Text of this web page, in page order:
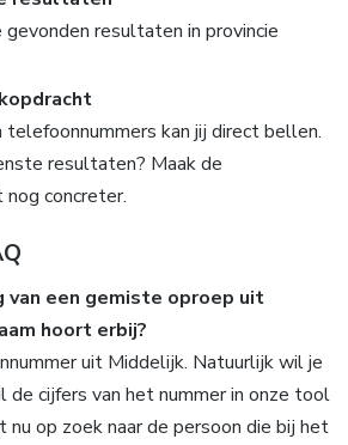
gevonden resultaten in provincie
telefoonnummers kan jij direct bellen.
resultaten? Maak de
concreter.
van een gemiste oproep uit
hoort erbij?
uit Middelijk. Natuurlijk wil je
de cijfers van het nummer in onze tool
op zoek naar de persoon die bij het